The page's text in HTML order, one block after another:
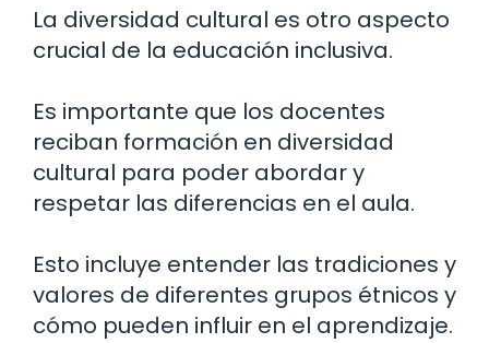
La diversidad cultural es otro aspecto
crucial de la educación inclusiva.
Es importante que los docentes
reciban formación en diversidad
cultural para poder abordar y
respetar las diferencias en el aula.
Esto incluye entender las tradiciones y
valores de diferentes grupos étnicos y
cómo pueden influir en el aprendizaje.